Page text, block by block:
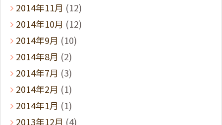
2014年11月 (12)
2014年10月 (12)
2014年9月 (10)
2014年8月 (2)
2014年7月 (3)
2014年2月 (1)
2014年1月 (1)
2013年12月 (4)